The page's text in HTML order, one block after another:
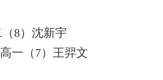
8）沈新宇
一（7）王羿文